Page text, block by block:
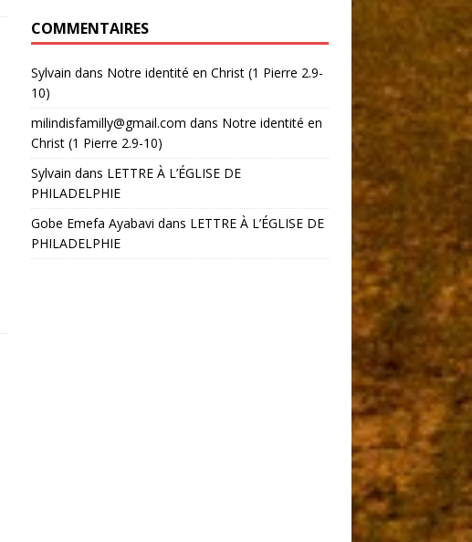
COMMENTAIRES
Sylvain dans Notre identité en Christ (1 Pierre 2.9-
10)
milindisfamilly@gmail.com dans Notre identité en
Christ (1 Pierre 2.9-10)
Sylvain dans LETTRE À L’ÉGLISE DE
PHILADELPHIE
Gobe Emefa Ayabavi dans LETTRE À L’ÉGLISE DE
PHILADELPHIE